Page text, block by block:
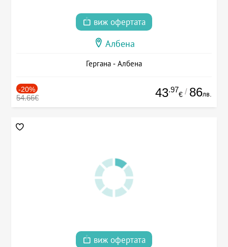
виж офертата
Албена
Гергана - Албена
-20%
54.66€ 43.97
€ / 86лв.
виж офертата